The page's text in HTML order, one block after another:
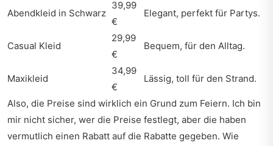
Abendkleid in Schwarz
39,99
€
Elegant, perfekt für Partys.
Casual Kleid
29,99
€
Bequem, für den Alltag.
Maxikleid
34,99
€
Lässig, toll für den Strand.
Also, die Preise sind wirklich ein Grund zum Feiern. Ich bin
mir nicht sicher, wer die Preise festlegt, aber die haben
vermutlich einen Rabatt auf die Rabatte gegeben. Wie